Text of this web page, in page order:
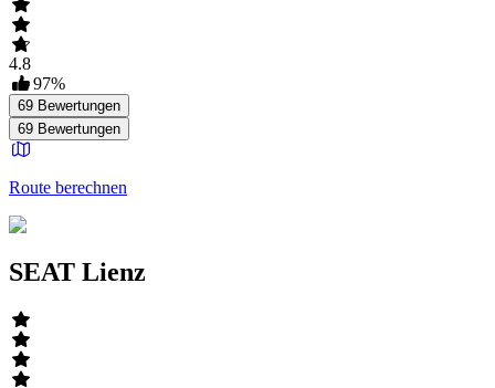
4.8
97%
69 Bewertungen
69 Bewertungen
Route berechnen
SEAT Lienz